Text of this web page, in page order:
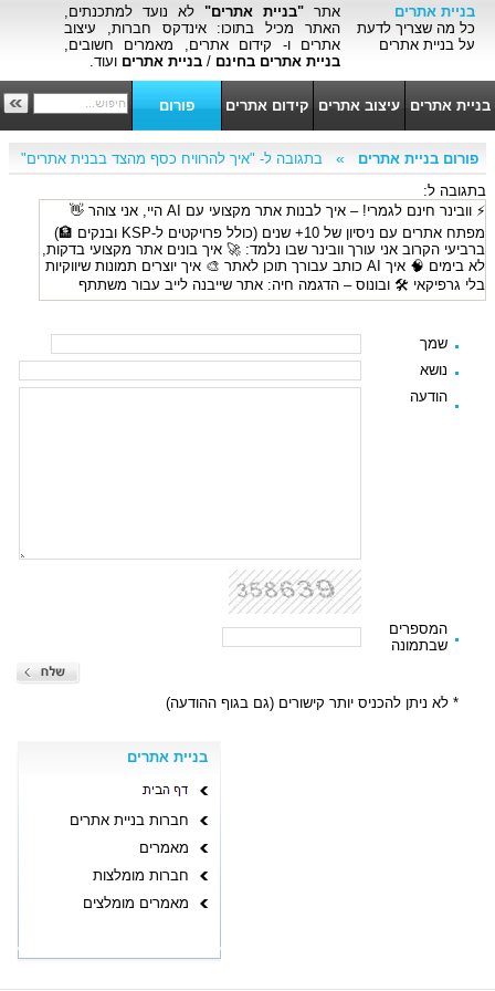
בניית אתרים
כל מה שצריך לדעת
על בניית אתרים
אתר "בניית אתרים" לא נועד למתכנתים,
האתר מכיל בתוכו: אינדקס חברות, עיצוב
אתרים ו- קידום אתרים, מאמרים חשובים,
בניית אתרים בחינם / בניית אתרים ועוד.
בניית אתרים עיצוב אתרים קידום אתרים פורום
פורום בניית אתרים »
בתגובה ל- "איך להרוויח כסף מהצד בבנית אתרים"
בתגובה ל:
⚡ וובינר חינם לגמרי! – איך לבנות אתר מקצועי עם AI היי, אני צוהר 👋
מפתח אתרים עם ניסיון של 10+ שנים (כולל פרויקטים ל-KSP ובנקים 🏦)
ברביעי הקרוב אני עורך וובינר שבו נלמד: 🚀 איך בונים אתר מקצועי בדקות,
לא בימים 🧠 איך AI כותב עבורך תוכן לאתר 🎨 איך יוצרים תמונות שיווקיות
בלי גרפיקאי 🛠️ ובונוס – הדגמה חיה: אתר שייבנה לייב עבור משתתף
שמך
נושא
הודעה
המספרים
שבתמונה
* לא ניתן להכניס יותר קישורים (גם בגוף ההודעה)
בניית אתרים
חברות בניית אתרים
מאמרים
חברות מומלצות
מאמרים מומלצים